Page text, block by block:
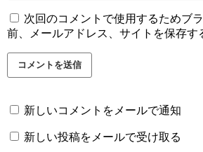
次回のコメントで使用するためブ
前、メールアドレス、サイトを保存す
新しいコメントをメールで通知
新しい投稿をメールで受け取る